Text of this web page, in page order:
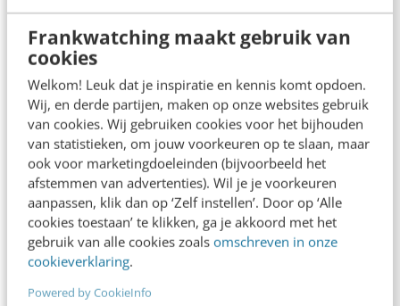
Frankwatching maakt gebruik van
cookies
Welkom! Leuk dat je inspiratie en kennis komt opdoen.
Wij, en derde partijen, maken op onze websites gebruik
van cookies. Wij gebruiken cookies voor het bijhouden
van statistieken, om jouw voorkeuren op te slaan, maar
ook voor marketingdoeleinden (bijvoorbeeld het
afstemmen van advertenties). Wil je je voorkeuren
aanpassen, klik dan op ‘Zelf instellen’. Door op ‘Alle
cookies toestaan’ te klikken, ga je akkoord met het
gebruik van alle cookies zoals omschreven in onze
cookieverklaring.
Powered by CookieInfo
Het social media-beleid kan zich beperken tot
communicatie die plaatsvindt namens het
bedrijf. Daarbij is het van belang om aan te
geven wie wat doet. Mag alleen de webcare of
pr-afdeling namens het bedrijf online berichten
plaatsen? Of mag elke medewerker dat? In veel
gevallen schrijft het beleid ook voor hoe
medewerkers zich in hun vrije tijd moeten
gedragen in social media. Voor
buitenstaanders is het onderscheid immers